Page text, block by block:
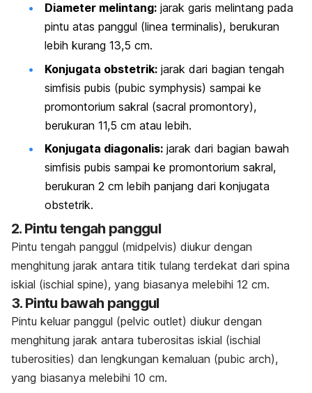
Diameter melintang: jarak garis melintang pada
pintu atas panggul (linea terminalis), berukuran
lebih kurang 13,5 cm.
Konjugata obstetrik: jarak dari bagian tengah
simfisis pubis (pubic symphysis) sampai ke
promontorium sakral (sacral promontory),
berukuran 11,5 cm atau lebih.
Konjugata diagonalis: jarak dari bagian bawah
simfisis pubis sampai ke promontorium sakral,
berukuran 2 cm lebih panjang dari konjugata
obstetrik.
2. Pintu tengah panggul
Pintu tengah panggul (midpelvis) diukur dengan
menghitung jarak antara titik tulang terdekat dari spina
iskial (ischial spine), yang biasanya melebihi 12 cm.
3. Pintu bawah panggul
Pintu keluar panggul (pelvic outlet) diukur dengan
menghitung jarak antara tuberositas iskial (ischial
tuberosities) dan lengkungan kemaluan (pubic arch),
yang biasanya melebihi 10 cm.